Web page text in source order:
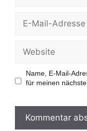
A
i
Name, E-Mail-
für meinen